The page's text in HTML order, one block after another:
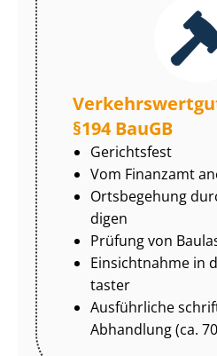
§194 BauGB
Gerichtsfest
Vom Finanzamt
Ortsbegehung
di­gen
Prüfung von
Einsichtnahme in
tas­ter
Ausführliche
Abhandlung (ca.